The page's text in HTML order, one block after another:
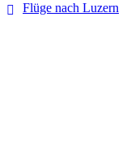
Flüge nach Luzern